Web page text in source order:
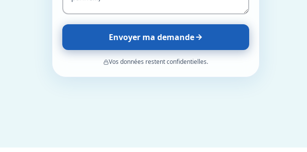
Envoyer ma demande
Vos données restent confidentielles.